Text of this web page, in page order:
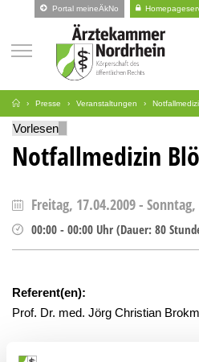
Portal meineÄkNo
Presse Veranstaltungen
Vorlesen
Notfallmedizin
Freitag, 17.04.2009-
00:00 - 00:00 Uhr (Dauer: 80
Referent(en):
Prof. Dr. med. Jörg Christian